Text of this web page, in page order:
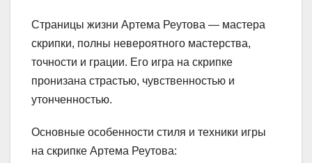
Страницы жизни Артема Реутова — мастера
скрипки, полны невероятного мастерства,
точности и грации. Его игра на скрипке
пронизана страстью, чувственностью и
утонченностью.
Основные особенности стиля и техники игры
на скрипке Артема Реутова: